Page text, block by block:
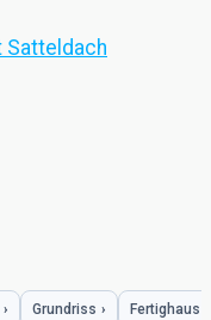
Satteldach
› Grundriss › Fertighaus